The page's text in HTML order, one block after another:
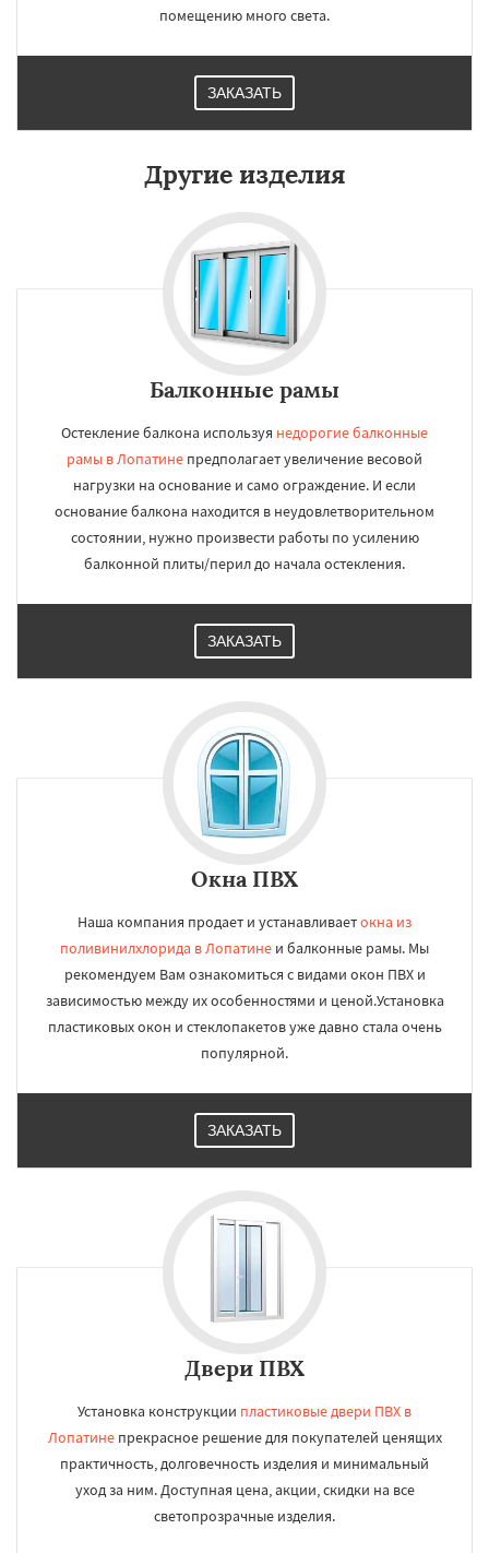
помещению много света.
ЗАКАЗАТЬ
Другие изделия
Балконные рамы
Остекление балкона используя недорогие балконные
рамы в Лопатине предполагает увеличение весовой
нагрузки на основание и само ограждение. И если
основание балкона находится в неудовлетворительном
состоянии, нужно произвести работы по усилению
балконной плиты/перил до начала остекления.
ЗАКАЗАТЬ
Окна ПВХ
Наша компания продает и устанавливаетокна из
поливинилхлорида в Лопатине и балконные рамы. Мы
рекомендуем Вам ознакомиться с видами окон ПВХ и
зависимостью между их особенностями и ценой.Установка
пластиковых окон и стеклопакетов уже давно стала очень
популярной.
ЗАКАЗАТЬ
Двери ПВХ
Установка конструкции пластиковые двери ПВХ в
Лопатинепрекрасное решение для покупателей ценящих
практичность, долговечность изделия и минимальный
уход за ним. Доступная цена, акции, скидки на все
светопрозрачные изделия.